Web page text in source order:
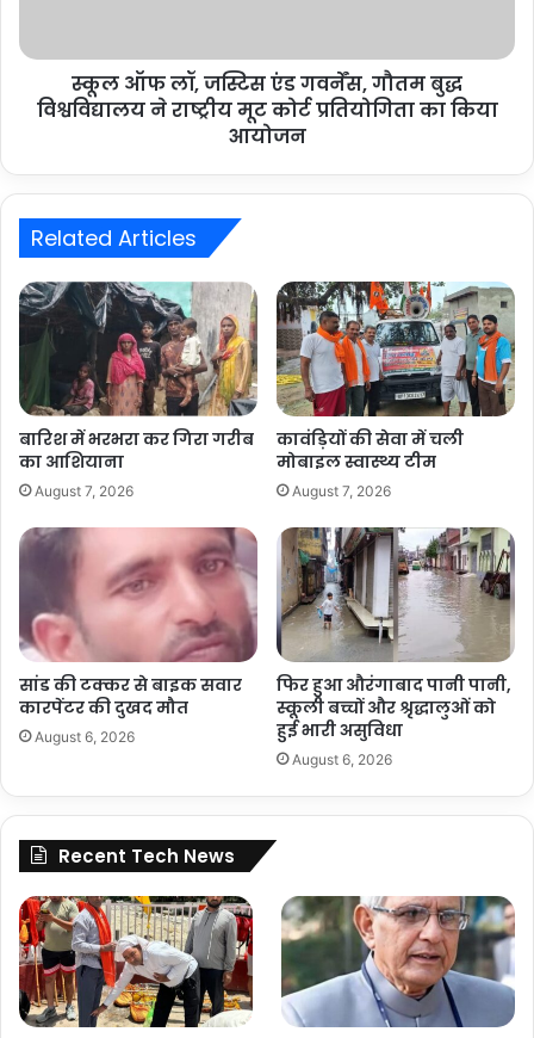
स्कूल ऑफ लॉ, जस्टिस एंड गवर्नेंस, गौतम बुद्ध
विश्वविद्यालय ने राष्ट्रीय मूट कोर्ट प्रतियोगिता का किया
आयोजन
Related Articles
बारिश में भरभरा कर गिरा गरीब
का आशियाना
August 7, 2026
कावंड़ियों की सेवा में चली
मोबाइल स्वास्थ्य टीम
August 7, 2026
सांड की टक्कर से बाइक सवार
कारपेंटर की दुखद मौत
August 6, 2026
फिर हुआ औरंगाबाद पानी पानी,
स्कूली बच्चों और श्रृद्धालुओं को
हुई भारी असुविधा
August 6, 2026
Recent Tech News